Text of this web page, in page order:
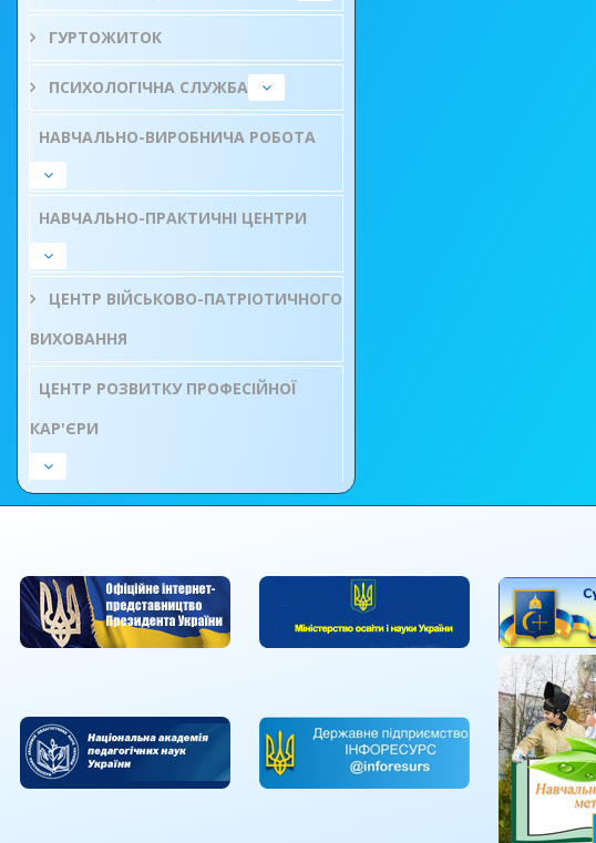
ГУРТОЖИТОК
ПСИХОЛОГІЧНА СЛУЖБА
НАВЧАЛЬНО-ВИРОБНИЧА РОБОТА
НАВЧАЛЬНО-ПРАКТИЧНІ ЦЕНТРИ
ЦЕНТР ВІЙСЬКОВО-ПАТРІОТИЧНОГО
ВИХОВАННЯ
ЦЕНТР РОЗВИТКУ ПРОФЕСІЙНОЇ
КАР'ЄРИ